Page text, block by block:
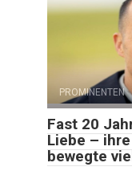
PROMINENTEN
Fast 20
Liebe –
bewegte